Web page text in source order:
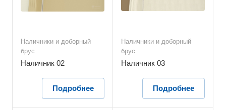
Наличники и доборный
брус
Наличник 02
Подробнее
Наличники и доборный
брус
Наличник 03
Подробнее